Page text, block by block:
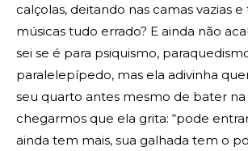
calçolas, deitando nas camas vazias
músicas tudo errado? E ainda não
sei se é para psiquismo,
paralelepípedo, mas ela adivinha
seu quarto antes mesmo de bater na
chegarmos que ela grita: “pode
ainda tem mais, sua galhada tem o